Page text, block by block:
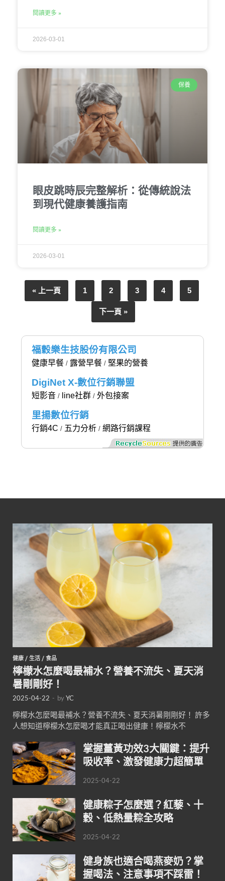
閱讀更多 »
2026-03-01
保養
眼皮跳時辰完整解析：從傳統說法
到現代健康養護指南
閱讀更多 »
2026-03-01
« 上一頁 1 2 3 4 5
下一頁 »
福穀樂生技股份有限公司
健康早餐/ 露營早餐/ 堅果的營養
DigiNet X-數位行銷聯盟
短影音/ line社群/ 外包接案
里揚數位行銷
行銷4C / 五力分析/ 網路行銷課程
健康 / 生活 / 食品
檸檬水怎麼喝最補水？營養不流失、夏天消
暑剛剛好！
2025-04-22 - byYC
檸檬水怎麼喝最補水？營養不流失、夏天消暑剛剛好！ 許多
人想知道檸檬水怎麼喝才能真正喝出健康！檸檬水不
掌握薑黃功效3大關鍵：提升
吸收率、激發健康力超簡單
2025-04-22
健康粽子怎麼選？紅藜、十
穀、低熱量粽全攻略
2025-04-22
健身族也適合喝燕麥奶？掌
握喝法、注意事項不踩雷！